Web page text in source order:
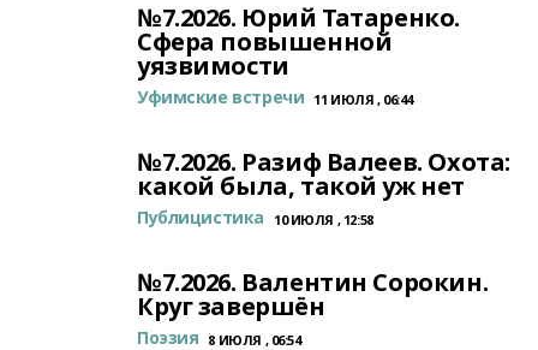
№7.2026. Юрий Татаренко.
Сфера повышенной
уязвимости
Уфимские встречи 11 ИЮЛЯ , 06:44
№7.2026. Разиф Валеев. Охота:
какой была, такой уж нет
Публицистика 10 ИЮЛЯ , 12:58
№7.2026. Валентин Сорокин.
Круг завершён
Поэзия 8 ИЮЛЯ , 06:54